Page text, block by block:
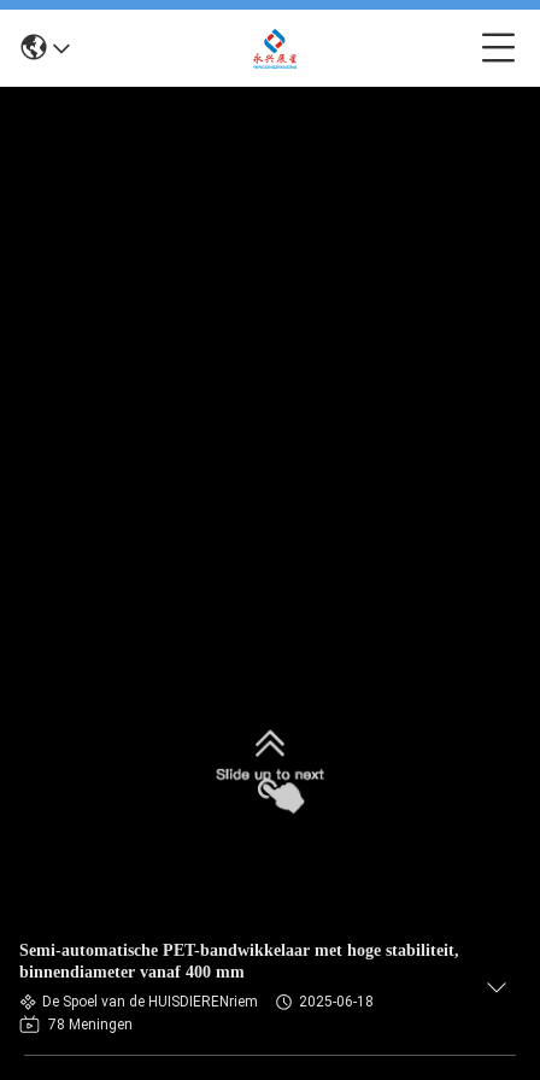
Semi-automatische PET-bandwikkelaar met hoge stabiliteit,
binnendiameter vanaf 400 mm
De Spoel van de HUISDIERENriem
2025-06-18
78 Meningen